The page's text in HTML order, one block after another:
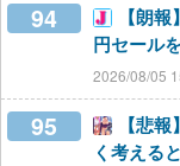
94
【朗
円セール
2026/08/05
95
【悲
く考える